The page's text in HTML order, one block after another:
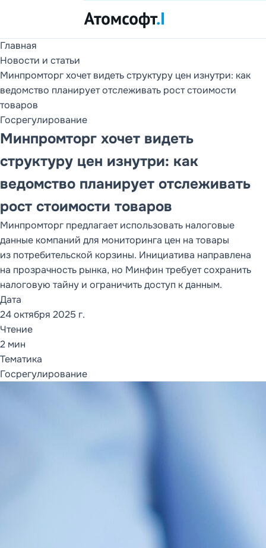
Продукты
Услуги
Внедрение 1С и
DD FLOW
О компании
Партнеры, клиенты,
отзывы и контакты
Статьи
РАЗДЕЛ САЙТА
Продукты
1С и DD FLOW
ОТКРЫТЬ РАЗДЕЛ
СОПРОВОЖДЕНИЕ
Каталог ИТС
Главная
Новости и статьи
Минпромторг хочет видеть структуру цен изнутри: как
ведомство планирует отслеживать рост стоимости
товаров
Госрегулирование
Минпромторг хочет видеть
структуру цен изнутри: как
ведомство планирует отслеживать
рост стоимости товаров
Минпромторг предлагает использовать налоговые
данные компаний для мониторинга цен на товары
из потребительской корзины. Инициатива направлена
на прозрачность рынка, но Минфин требует сохранить
налоговую тайну и ограничить доступ к данным.
Дата
24 октября 2025 г.
Чтение
2 мин
Тематика
Госрегулирование